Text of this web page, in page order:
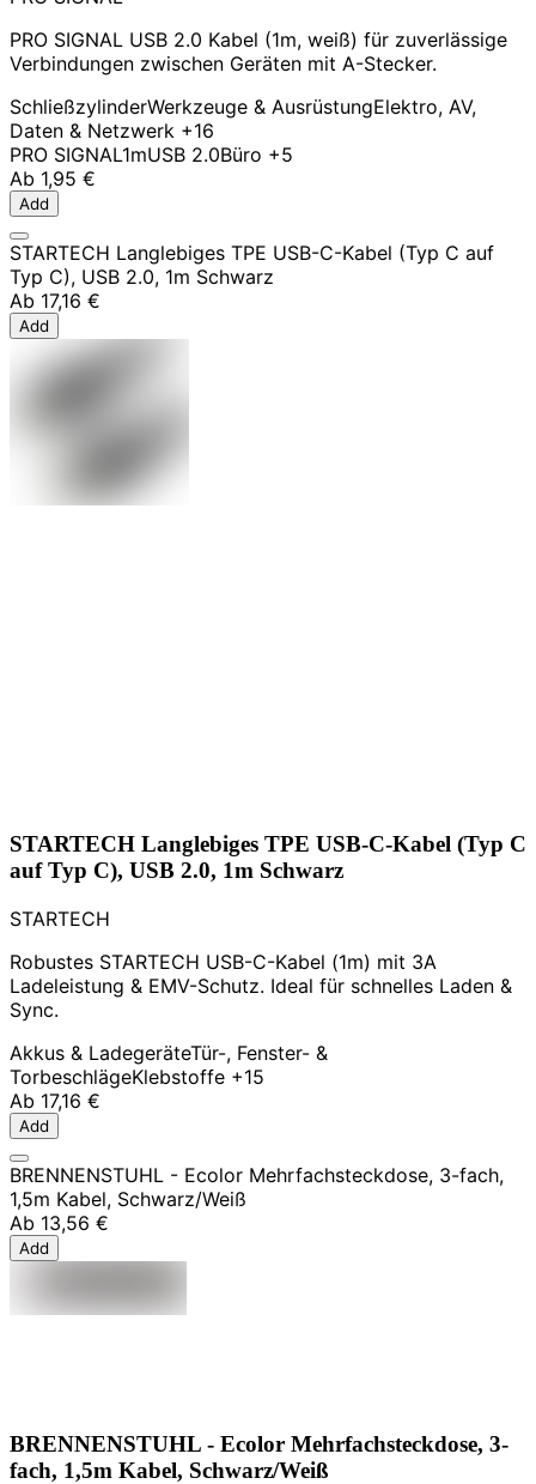
PRO SIGNAL USB 2.0 Kabel (1m, weiß) für zuverlässige
Verbindungen zwischen Geräten mit A-Stecker.
SchließzylinderWerkzeuge & AusrüstungElektro, AV,
Daten & Netzwerk +16
PRO SIGNAL1mUSB 2.0Büro +5
Ab 1,95 €
Add
STARTECH Langlebiges TPE USB-C-Kabel (Typ C auf
Typ C), USB 2.0, 1m Schwarz
Ab 17,16 €
Add
STARTECH Langlebiges TPE USB-C-Kabel (Typ C
auf Typ C), USB 2.0, 1m Schwarz
STARTECH
Robustes STARTECH USB-C-Kabel (1m) mit 3A
Ladeleistung & EMV-Schutz. Ideal für schnelles Laden &
Sync.
Akkus & LadegeräteTür-, Fenster- &
TorbeschlägeKlebstoffe +15
Ab 17,16 €
Add
BRENNENSTUHL - Ecolor Mehrfachsteckdose, 3-fach,
1,5m Kabel, Schwarz/Weiß
Ab 13,56 €
Add
BRENNENSTUHL - Ecolor Mehrfachsteckdose, 3-
fach, 1,5m Kabel, Schwarz/Weiß